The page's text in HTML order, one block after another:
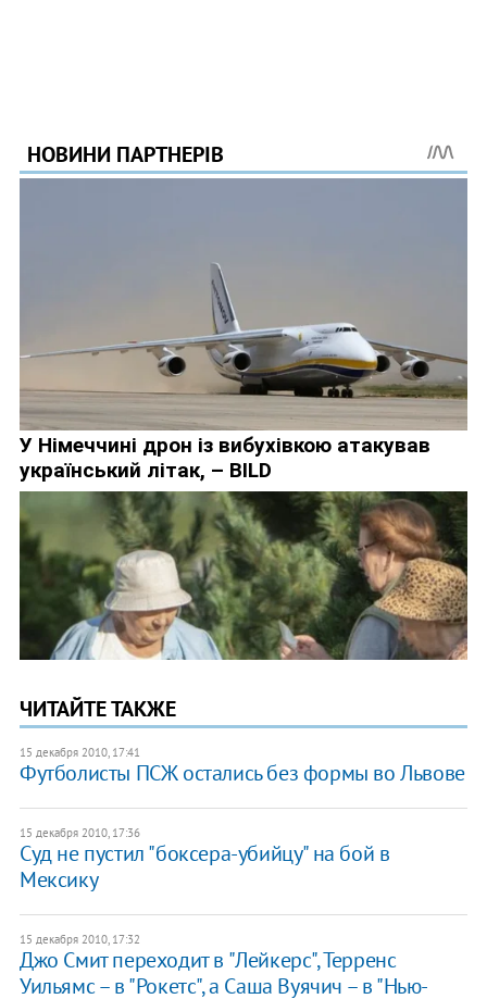
ЧИТАЙТЕ ТАКЖЕ
15 декабря 2010, 17:41
Футболисты ПСЖ остались без формы во Львове
15 декабря 2010, 17:36
Суд не пустил "боксера-убийцу" на бой в
Мексику
15 декабря 2010, 17:32
Джо Смит переходит в "Лейкерс", Терренс
Уильямс – в "Рокетс", а Саша Вуячич – в "Нью-